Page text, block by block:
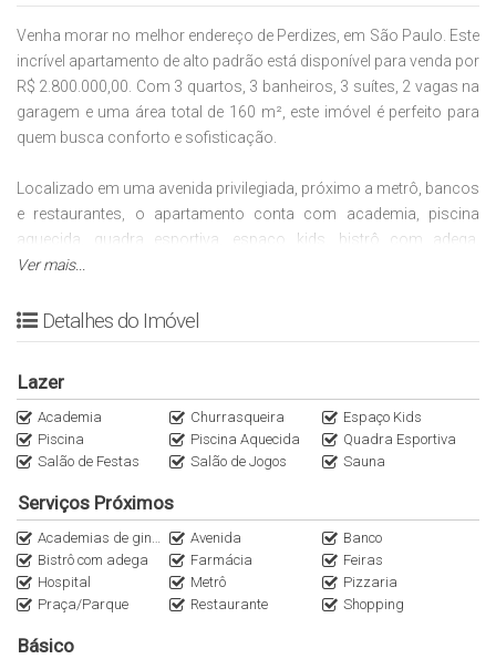
Venha morar no melhor endereço de Perdizes, em São Paulo. Este
incrível apartamento de alto padrão está disponível para venda por
R$ 2.800.000,00. Com 3 quartos, 3 banheiros, 3 suítes, 2 vagas na
garagem e uma área total de 160 m², este imóvel é perfeito para
quem busca conforto e sofisticação.
Localizado em uma avenida privilegiada, próximo a metrô, bancos
e restaurantes, o apartamento conta com academia, piscina
aquecida, quadra esportiva, espaço kids, bistrô com adega,
churrasqueira e muito mais. Além disso, possui ar condicionado,
Não perca a oportunidade de viver em um lugar que oferece o
com esse imóvel dos sonhos!
A Imobiliária Italiana Imóveis é especialista em apartamentos de
Alto Padrão nos principais bairros da Zona Oeste e Sul de São
Paulo. Fale conosco WhatsApp (11)95116.2558. Encontre as
melhores oportunidades no nosso Instagram
@Italianaconsultoria.
Ver mais...
Detalhes do Imóvel
Lazer
Academia Churrasqueira
Espaço Kids
Piscina
Piscina Aquecida
Quadra Esportiva
Salão de Festas
Salão de Jogos Sauna
Serviços Próximos
Academias de ginástica Avenida
Banco
Bistrô com adega
Farmácia
Feiras
Hospital
Metrô
Pizzaria
Praça/Parque
Restaurante Shopping
Básico